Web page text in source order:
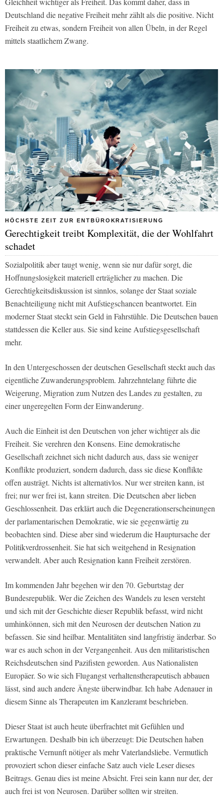
Deutschland die negative Freiheit mehr zählt als die positive. Nicht
Freiheit zu etwas, sondern Freiheit von allen Übeln, in der Regel
mittels staatlichem Zwang.
HÖCHSTE ZEIT ZUR ENTBÜROKRATISIERUNG
Gerechtigkeit treibt Komplexität, die der Wohlfahrt
schadet
Sozialpolitik aber taugt wenig, wenn sie nur dafür sorgt, die
Hoffnungslosigkeit materiell erträglicher zu machen. Die
Gerechtigkeitsdiskussion ist sinnlos, solange der Staat soziale
Benachteiligung nicht mit Aufstiegschancen beantwortet. Ein
moderner Staat steckt sein Geld in Fahrstühle. Die Deutschen bauen
stattdessen die Keller aus. Sie sind keine Aufstiegsgesellschaft
mehr.
In den Untergeschossen der deutschen Gesellschaft steckt auch das
eigentliche Zuwanderungsproblem. Jahrzehntelang führte die
Weigerung, Migration zum Nutzen des Landes zu gestalten, zu
einer ungeregelten Form der Einwanderung.
Auch die Einheit ist den Deutschen von jeher wichtiger als die
Freiheit. Sie verehren den Konsens. Eine demokratische
Gesellschaft zeichnet sich nicht dadurch aus, dass sie weniger
Konflikte produziert, sondern dadurch, dass sie diese Konflikte
offen austrägt. Nichts ist alternativlos. Nur wer streiten kann, ist
frei; nur wer frei ist, kann streiten. Die Deutschen aber lieben
Geschlossenheit. Das erklärt auch die Degenerationserscheinungen
der parlamentarischen Demokratie, wie sie gegenwärtig zu
beobachten sind. Diese aber sind wiederum die Hauptursache der
Politikverdrossenheit. Sie hat sich weitgehend in Resignation
verwandelt. Aber auch Resignation kann Freiheit zerstören.
Im kommenden Jahr begehen wir den 70. Geburtstag der
Bundesrepublik. Wer die Zeichen des Wandels zu lesen versteht
und sich mit der Geschichte dieser Republik befasst, wird nicht
umhinkönnen, sich mit den Neurosen der deutschen Nation zu
befassen. Sie sind heilbar. Mentalitäten sind langfristig änderbar. So
war es auch schon in der Vergangenheit. Aus den militaristischen
Reichsdeutschen sind Pazifisten geworden. Aus Nationalisten
Europäer. So wie sich Flugangst verhaltenstherapeutisch abbauen
lässt, sind auch andere Ängste überwindbar. Ich habe Adenauer in
diesem Sinne als Therapeuten im Kanzleramt beschrieben.
Dieser Staat ist auch heute überfrachtet mit Gefühlen und
Erwartungen. Deshalb bin ich überzeugt: Die Deutschen haben
praktische Vernunft nötiger als mehr Vaterlandsliebe. Vermutlich
provoziert schon dieser einfache Satz auch viele Leser dieses
Beitrags. Genau dies ist meine Absicht. Frei sein kann nur der, der
auch frei ist von Neurosen. Darüber sollten wir streiten.